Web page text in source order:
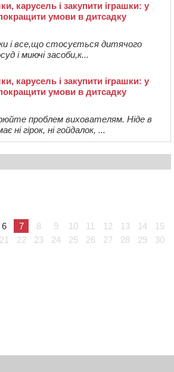
карусель і закупити іграшки: у
умови в дитсадку
і все,що стосується дитячого
і миючі засоби,к...
карусель і закупити іграшки: у
умови в дитсадку
проблем вихователям. Ніде в
ні гірок, ні гойдалок, ...
6 7 8 9 10 11 12 13 14
15
21 22 23 24 25 26 27 28 29
30